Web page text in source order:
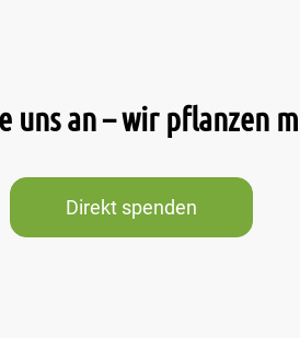
uns an – wir pflanzen
Direkt spenden